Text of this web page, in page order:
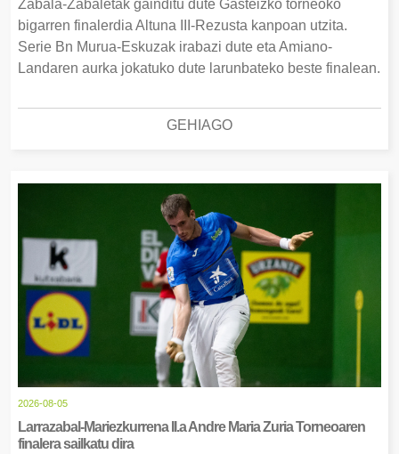
Zabala-Zabaletak gainditu dute Gasteizko torneoko
bigarren finalerdia Altuna III-Rezusta kanpoan utzita.
Serie Bn Murua-Eskuzak irabazi dute eta Amiano-
Landaren aurka jokatuko dute larunbateko beste finalean.
GEHIAGO
2026-08-05
Larrazabal-Mariezkurrena II.a Andre Maria Zuria Torneoaren
finalera sailkatu dira